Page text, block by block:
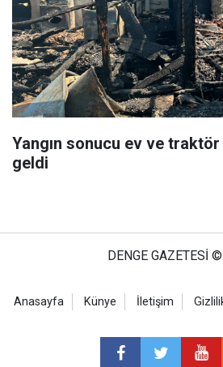
Yangın sonucu ev ve
geldi
DENGE GAZETESİ
Anasayfa Künye İletişim